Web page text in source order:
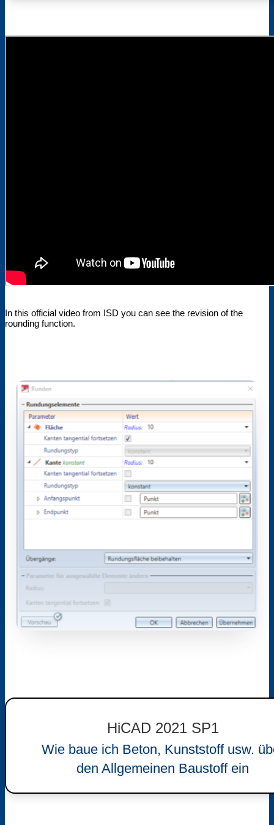
In this official video from ISD you can see the revision of the
rounding function.
HiCAD 2021 SP1
Wie baue ich Beton, Kunststoff usw.
den Allgemeinen Baustoff ein